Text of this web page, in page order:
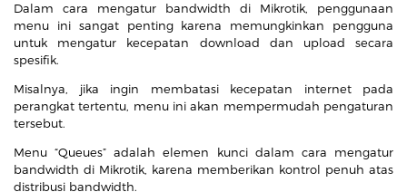
Dalam cara mengatur bandwidth di Mikrotik, penggunaan
menu ini sangat penting karena memungkinkan pengguna
untuk mengatur kecepatan download dan upload secara
spesifik.
Misalnya, jika ingin membatasi kecepatan internet pada
perangkat tertentu, menu ini akan mempermudah pengaturan
tersebut.
Menu “Queues” adalah elemen kunci dalam cara mengatur
bandwidth di Mikrotik, karena memberikan kontrol penuh atas
distribusi bandwidth.